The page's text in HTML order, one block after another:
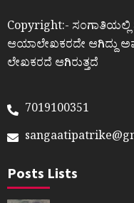
Copyright:- ಸಂಗಾತಿಯಲ್ಲಿ
ಆಯಾಲೇಖಕರದೇ ಆಗಿದ್ದು
ಲೇಖಕರದೆ ಆಗಿರುತ್ತದೆ
7019100351
Posts Lists